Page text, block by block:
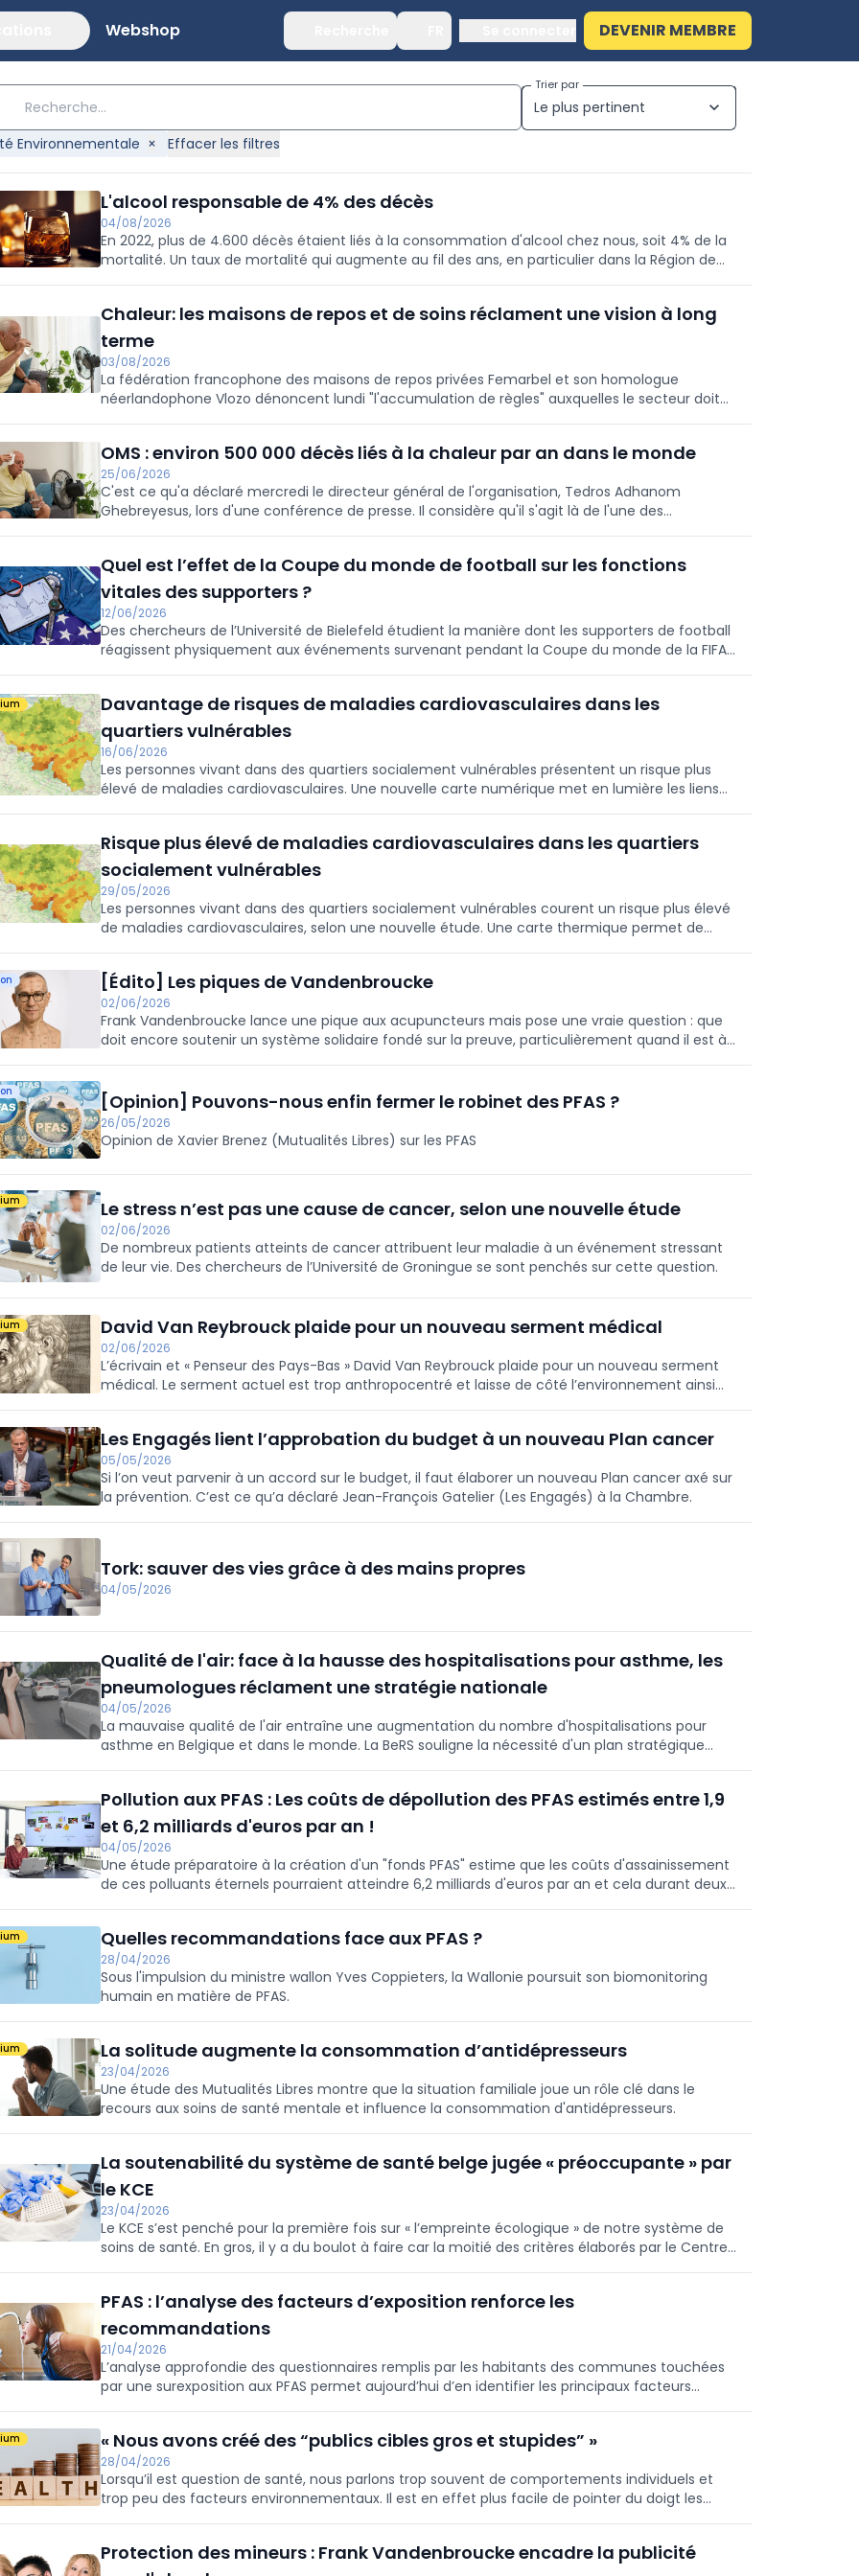
Webshop DEVENIR MEMBRE
Le plus pertinent expand_more
Trier par
Environnementale × Effacer les filtres
L'alcool responsable de 4% des décès
04/08/2026
En 2022, plus de 4.600 décès étaient liés à la consommation d'alcool chez nous, soit 4% de la
mortalité. Un taux de mortalité qui augmente au fil des ans, en particulier dans la Région de
Chaleur: les maisons de repos et de soins réclament une vision à long
terme
03/08/2026
La fédération francophone des maisons de repos privées Femarbel et son homologue
néerlandophone Vlozo dénoncent lundi "l'accumulation de règles" auxquelles le secteur doit
OMS : environ 500 000 décès liés à la chaleur par an dans le monde
25/06/2026
C'est ce qu'a déclaré mercredi le directeur général de l'organisation, Tedros Adhanom
Ghebreyesus, lors d'une conférence de presse. Il considère qu'il s'agit là de l'une des
Quel est l’effet de la Coupe du monde de football sur les fonctions
vitales des supporters ?
12/06/2026
Des chercheurs de l’Université de Bielefeld étudient la manière dont les supporters de football
réagissent physiquement aux événements survenant pendant la Coupe du monde de la FIFA
Davantage de risques de maladies cardiovasculaires dans les
quartiers vulnérables
16/06/2026
Les personnes vivant dans des quartiers socialement vulnérables présentent un risque plus
élevé de maladies cardiovasculaires. Une nouvelle carte numérique met en lumière les liens
Risque plus élevé de maladies cardiovasculaires dans les quartiers
socialement vulnérables
29/05/2026
Les personnes vivant dans des quartiers socialement vulnérables courent un risque plus élevé
de maladies cardiovasculaires, selon une nouvelle étude. Une carte thermique permet de
[Édito] Les piques de Vandenbroucke
02/06/2026
Frank Vandenbroucke lance une pique aux acupuncteurs mais pose une vraie question : que
doit encore soutenir un système solidaire fondé sur la preuve, particulièrement quand il est à
[Opinion] Pouvons-nous enfin fermer le robinet des PFAS ?
26/05/2026
Opinion de Xavier Brenez (Mutualités Libres) sur les PFAS
Le stress n’est pas une cause de cancer, selon une nouvelle étude
02/06/2026
De nombreux patients atteints de cancer attribuent leur maladie à un événement stressant
de leur vie. Des chercheurs de l’Université de Groningue se sont penchés sur cette question.
David Van Reybrouck plaide pour un nouveau serment médical
02/06/2026
L’écrivain et « Penseur des Pays-Bas » David Van Reybrouck plaide pour un nouveau serment
médical. Le serment actuel est trop anthropocentré et laisse de côté l’environnement ainsi
Les Engagés lient l’approbation du budget à un nouveau Plan cancer
05/05/2026
Si l’on veut parvenir à un accord sur le budget, il faut élaborer un nouveau Plan cancer axé sur
la prévention. C’est ce qu’a déclaré Jean-François Gatelier (Les Engagés) à la Chambre.
Tork: sauver des vies grâce à des mains propres
04/05/2026
Qualité de l'air: face à la hausse des hospitalisations pour asthme, les
pneumologues réclament une stratégie nationale
04/05/2026
La mauvaise qualité de l'air entraîne une augmentation du nombre d'hospitalisations pour
asthme en Belgique et dans le monde. La BeRS souligne la nécessité d'un plan stratégique
Pollution aux PFAS : Les coûts de dépollution des PFAS estimés entre 1,9
et 6,2 milliards d'euros par an !
04/05/2026
Une étude préparatoire à la création d'un "fonds PFAS" estime que les coûts d'assainissement
de ces polluants éternels pourraient atteindre 6,2 milliards d'euros par an et cela durant deux
Quelles recommandations face aux PFAS ?
28/04/2026
Sous l'impulsion du ministre wallon Yves Coppieters, la Wallonie poursuit son biomonitoring
humain en matière de PFAS.
La solitude augmente la consommation d’antidépresseurs
23/04/2026
Une étude des Mutualités Libres montre que la situation familiale joue un rôle clé dans le
recours aux soins de santé mentale et influence la consommation d'antidépresseurs.
La soutenabilité du système de santé belge jugée « préoccupante » par
le KCE
23/04/2026
Le KCE s’est penché pour la première fois sur « l’empreinte écologique » de notre système de
soins de santé. En gros, il y a du boulot à faire car la moitié des critères élaborés par le Centre
PFAS : l’analyse des facteurs d’exposition renforce les
recommandations
21/04/2026
L’analyse approfondie des questionnaires remplis par les habitants des communes touchées
par une surexposition aux PFAS permet aujourd’hui d’en identifier les principaux facteurs
« Nous avons créé des “publics cibles gros et stupides” »
28/04/2026
Lorsqu’il est question de santé, nous parlons trop souvent de comportements individuels et
trop peu des facteurs environnementaux. Il est en effet plus facile de pointer du doigt les
Protection des mineurs : Frank Vandenbroucke encadre la publicité